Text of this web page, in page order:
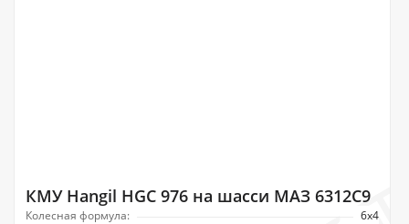
КМУ Hangil HGC 976 на шасси МАЗ 6312С9
Колесная формула:
6х4